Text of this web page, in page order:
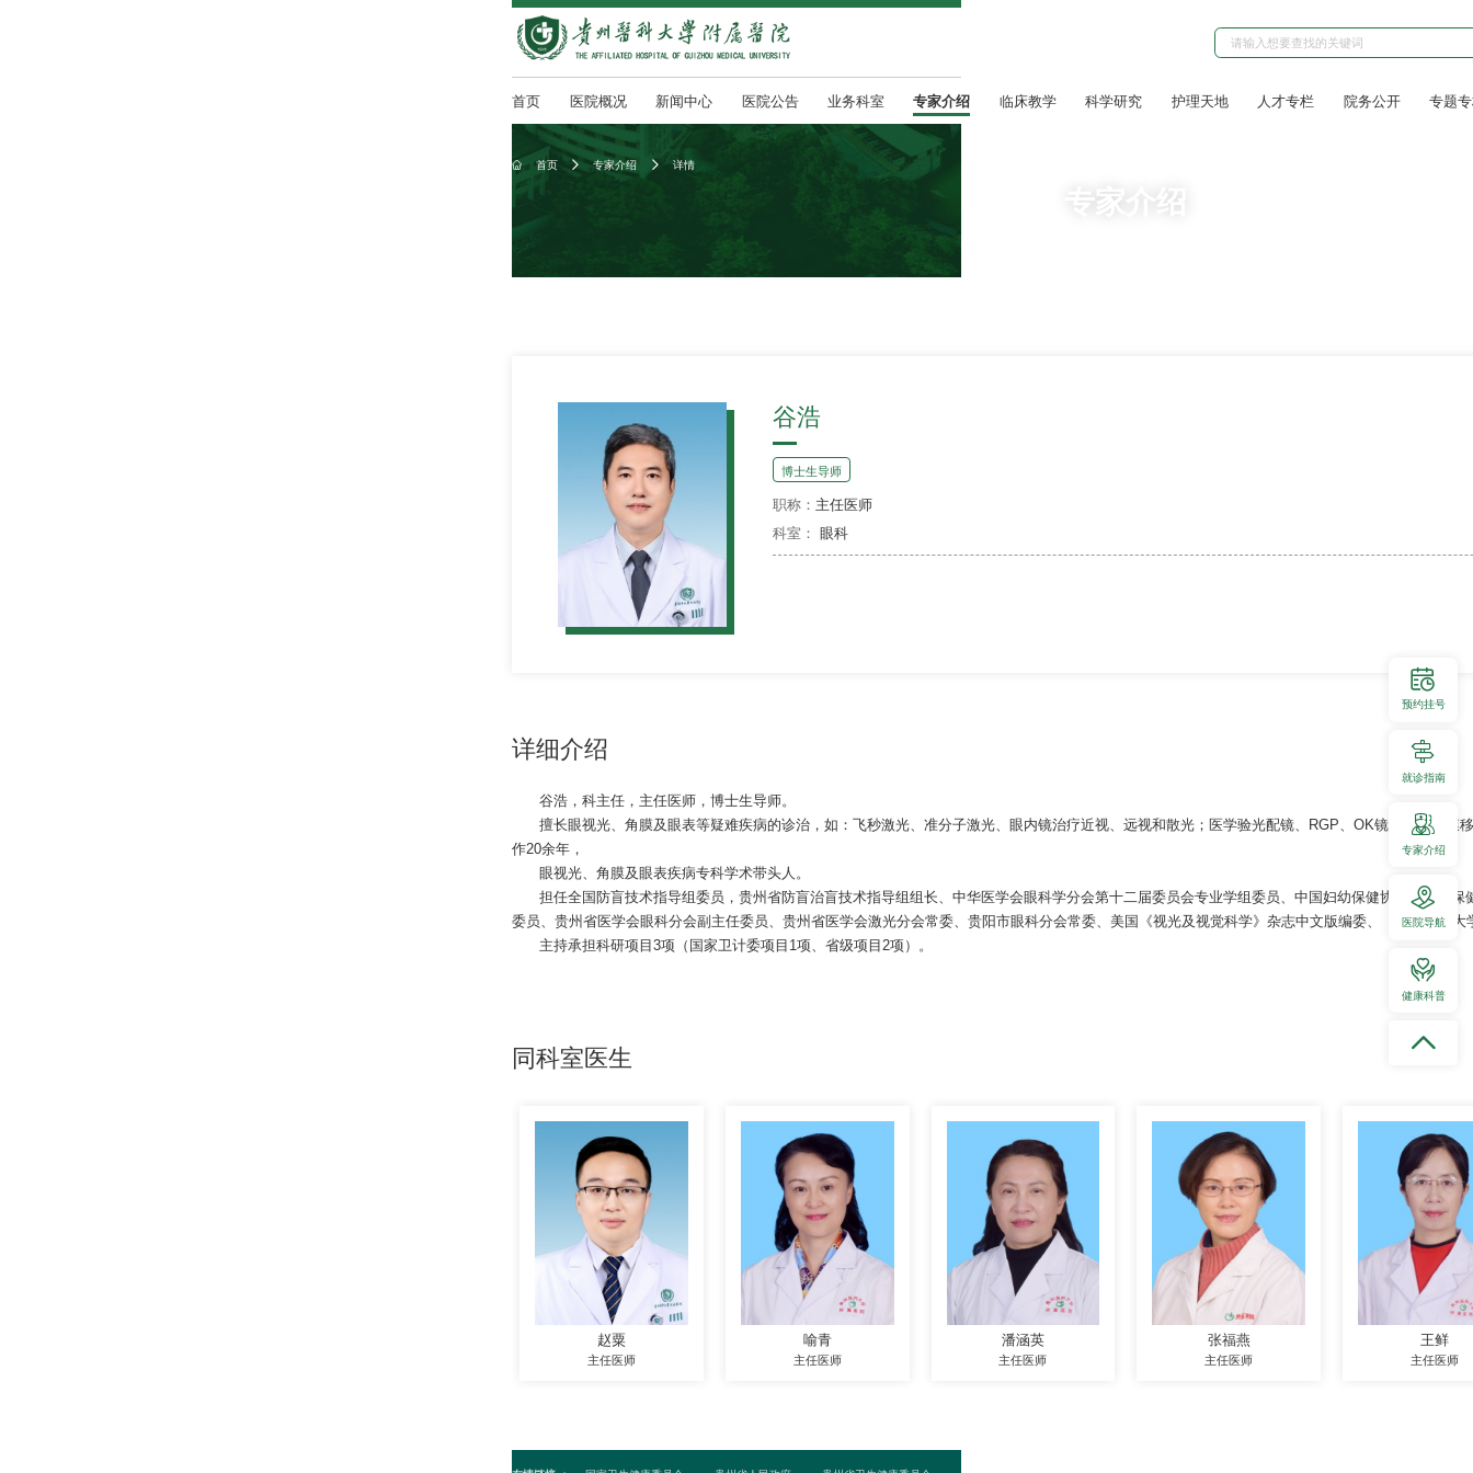
首页 医院概况 新闻中心 医院公告 业务科室 专家介绍 临床教学 科学研究 护理天地 人才专栏 院务公开 专题
 首页  专家介绍  详情
专家介绍
谷浩
博士生导师
职称： 主任医师
科室： 眼科
详细介绍
谷浩，科主任，主任医师，博士生导师。
擅长眼视光、角膜及眼表等疑难疾病的诊治，如：飞秒激光、准分子激光、眼内镜治疗近视、远视和散光；医学验光配镜、RGP、OK镜验配；角膜
作20余年，
眼视光、角膜及眼表疾病专科学术带头人。
担任全国防盲技术指导组委员，贵州省防盲治盲技术指导组组长、中华医学会眼科学分会第十二届委员会专业学组委员、中国妇幼保健协会儿童眼
委员、贵州省医学会眼科分会副主任委员、贵州省医学会激光分会常委、贵阳市眼科分会常委、美国《视光及视觉科学》杂志中文版编委、《贵州医科大
主持承担科研项目3项（国家卫计委项目1项、省级项目2项）。
同科室医生
赵粟
主任医师
喻青
主任医师
潘涵英
主任医师
张福燕
主任医师
王鲜
主任医师
预约挂号
就诊指南
专家介绍
医院导航
健康科普